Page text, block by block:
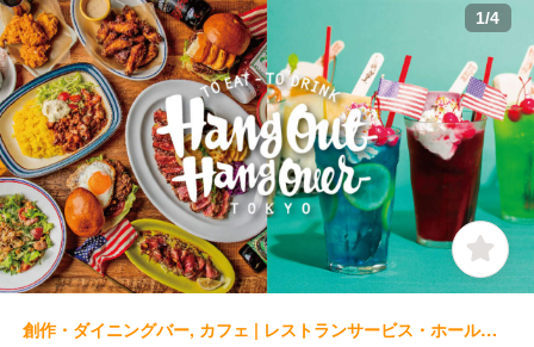
1/4
創作・ダイニングバー, カフェ | レストランサービス・ホールスタッフ | HangOut HangOver 西武新宿 Brick St.店